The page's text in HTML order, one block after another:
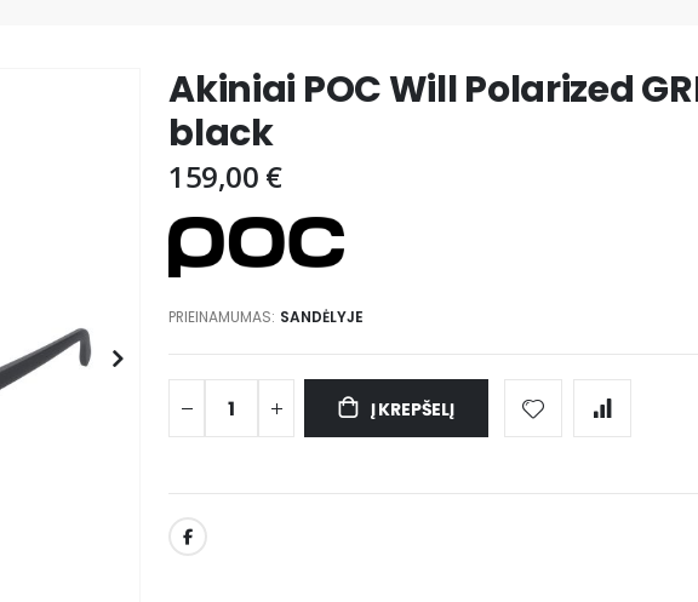
Akiniai POC Will Polarized
black
159,00 €
PRIEINAMUMAS: SANDĖLYJE
Į KREPŠELĮ